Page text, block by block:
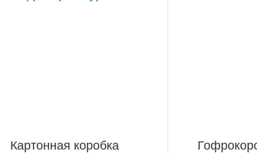
Картонная коробка